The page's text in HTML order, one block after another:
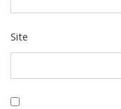
Site